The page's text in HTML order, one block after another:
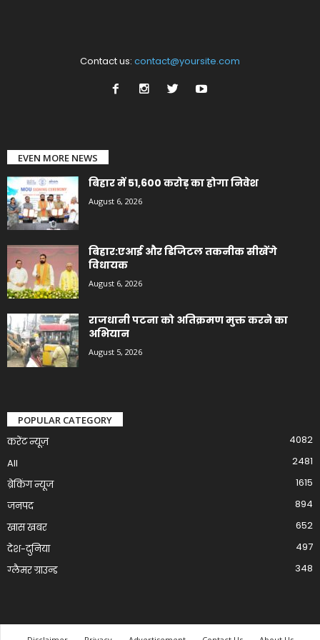
Contact us: contact@yoursite.com
EVEN MORE NEWS
बिहार में 51,600 करोड़ का होगा निवेश
August 6, 2026
बिहार:एआई और डिजिटल तकनीक सीखेंगे
विधायक
August 6, 2026
राजधानी पटना को अतिक्रमण मुक्त करने का
अभियान
August 5, 2026
POPULAR CATEGORY
करेंट न्यूज़
4082
All
2481
ब्रेकिंग न्यूज
1615
जनपद
894
खास खबर
652
देश-दुनिया
497
ग्लैमर ग्राउन्ड
348